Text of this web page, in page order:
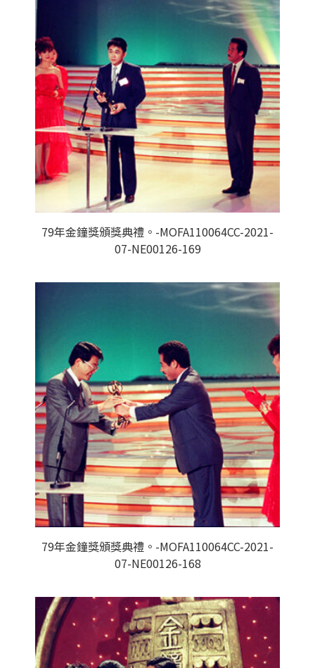
79年金鐘獎頒獎典禮。-MOFA110064CC-2021-
07-NE00126-169
79年金鐘獎頒獎典禮。-MOFA110064CC-2021-
07-NE00126-168